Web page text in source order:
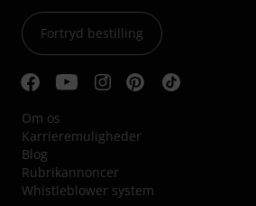
Fortryd bestilling
Om os
Karrieremuligheder
Blog
Rubrikannoncer
Whistleblower system